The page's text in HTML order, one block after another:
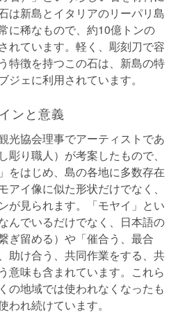
は新島とイタリアのリーパリ島
に稀なもので、約10億トンの
れています。軽く、彫刻刀で容
特徴を持つこの石は、新島の特
ジェに利用されています。
ンと意義
光協会理事でアーティストであ
彫り職人）が考案したもので、
をはじめ、島の各地に多数存在
アイ像に似た形状だけでなく、
が見られます。「モヤイ」とい
んでいるだけでなく、日本語の
ぎ留める）や「催合う、最合
助け合う、共同作業をする、共
意味も含まれています。これら
の地域では使われなくなったも
われ続けています。